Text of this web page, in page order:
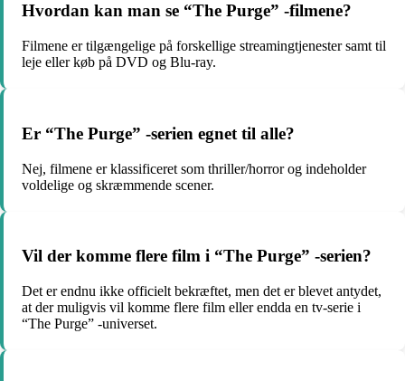
Hvordan kan man se “The Purge” -filmene?
Filmene er tilgængelige på forskellige streamingtjenester samt til
leje eller køb på DVD og Blu-ray.
Er “The Purge” -serien egnet til alle?
Nej, filmene er klassificeret som thriller/horror og indeholder
voldelige og skræmmende scener.
Vil der komme flere film i “The Purge” -serien?
Det er endnu ikke officielt bekræftet, men det er blevet antydet,
at der muligvis vil komme flere film eller endda en tv-serie i
“The Purge” -universet.